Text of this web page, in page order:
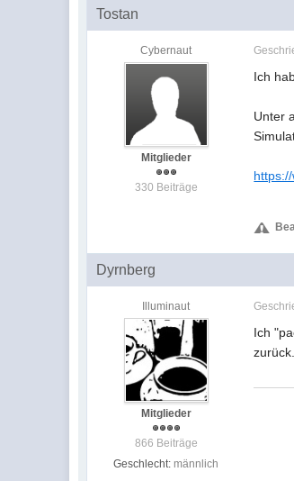
Tostan
Cybernaut
Mitglieder
330 Beiträge
Ich
Unter
Dyrnberg
Illuminaut
Mitglieder
866 Beiträge
Geschlecht: männlich
Ich
zurück.